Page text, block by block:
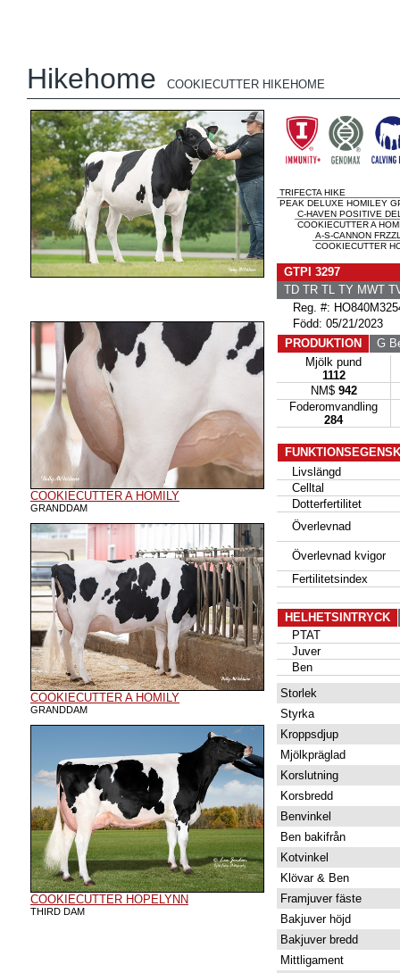
Hikehome COOKIECUTTER HIKEHOME
COOKIECUTTER A HOMILY
GRANDDAM
COOKIECUTTER A HOMILY
GRANDDAM
COOKIECUTTER HOPELYNN
THIRD DAM
TRIFECTA HIKE
PEAK DELUXE HOMILEY
C-HAVEN POSITIVE
COOKIECUTTER A
A-S-CANNON
COOKIECUTTER
GTPI 3297
TD TR TL TY MWT
Reg. #:
Född: 05/21/2023
PRODUKTION
G
Mjölk pund
1112
NM$ 942
Foderomvandling
284
Livslängd
Celltal
Dotterfertilitet
Överlevnad
Överlevnad kvigor
Fertilitetsindex
HELHETSINTRYCK
PTAT
Juver
Ben
Storlek
Styrka
Kroppsdjup
Mjölkpräglad
Korslutning
Korsbredd
Benvinkel
Ben bakifrån
Kotvinkel
Klövar & Ben
Framjuver fäste
Bakjuver höjd
Bakjuver bredd
Mittligament